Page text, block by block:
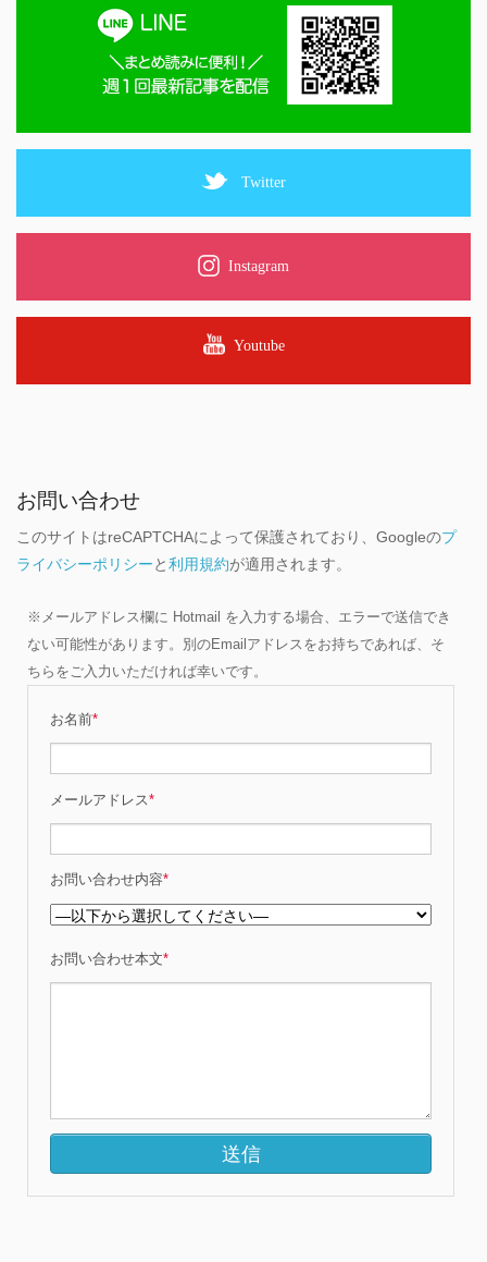
Twitter
Instagram
Youtube
お問い合わせ
このサイトはreCAPTCHAによって保護されており、Googleのプ
ライバシーポリシーと利用規約が適用されます。
※メールアドレス欄に Hotmail を入力する場合、エラーで送信でき
ない可能性があります。別のEmailアドレスをお持ちであれば、そ
ちらをご入力いただければ幸いです。
お名前*
メールアドレス*
お問い合わせ内容*
お問い合わせ本文*